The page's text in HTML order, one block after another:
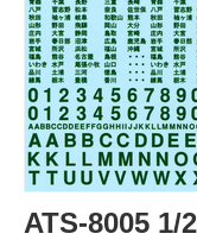
ATS-8005 1/